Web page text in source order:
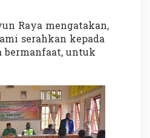
a
h
Raya mengatakan,
serahkan kepada
bermanfaat, untuk